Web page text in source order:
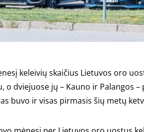
keleivių skaičius Lietuvos oro
o dviejuose jų – Kauno ir Palangos
buvo ir visas pirmasis šių metų